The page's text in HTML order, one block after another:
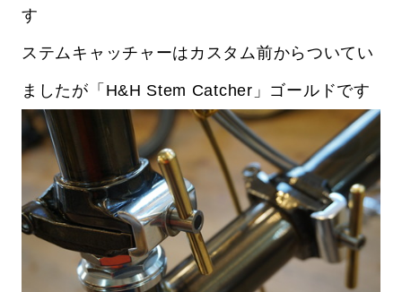
す
ステムキャッチャーはカスタム前からついてい
ましたが「H&H Stem Catcher」ゴールドです